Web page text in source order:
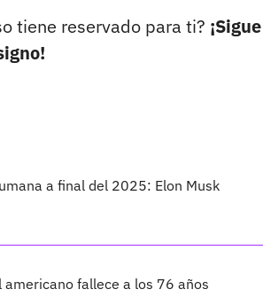
tiene reservado para ti?
a final del 2025: Elon Musk
americano fallece a los 76 años